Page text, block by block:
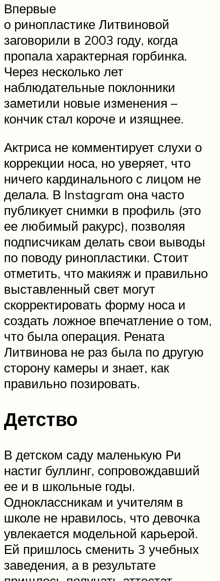
Впервые
о ринопластике Литвиновой
заговорили в 2003 году, когда
пропала характерная горбинка.
Через несколько лет
наблюдательные поклонники
заметили новые изменения –
кончик стал короче и изящнее.
Актриса не комментирует слухи о
коррекции носа, но уверяет, что
ничего кардинального с лицом не
делала. В Instagram она часто
публикует снимки в профиль (это
ее любимый ракурс), позволяя
подписчикам делать свои выводы
по поводу ринопластики. Стоит
отметить, что макияж и правильно
выставленный свет могут
скорректировать форму носа и
создать ложное впечатление о том,
что была операция. Рената
Литвинова не раз была по другую
сторону камеры и знает, как
правильно позировать.
Детство
В детском саду маленькую Ри
настиг буллинг, сопровождавший
ее и в школьные годы.
Одноклассникам и учителям в
школе не нравилось, что девочка
увлекается модельной карьерой.
Ей пришлось сменить 3 учебных
заведения, а в результате